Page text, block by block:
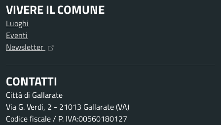
VIVERE IL COMUNE
Luoghi
Eventi
Newsletter
CONTATTI
Città di Gallarate
Via G. Verdi, 2 - 21013 Gallarate (VA)
Codice fiscale / P. IVA:00560180127